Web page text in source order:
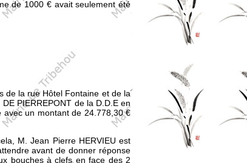
de 1000 € avait seulement été
de la rue Hôtel Fontaine et de la
PIERREPONT de la D.D.E en
avec un montant de 24.778,30 €
M. Jean Pierre HERVIEU est
avant de donner réponse
bouches à clefs en face des 2